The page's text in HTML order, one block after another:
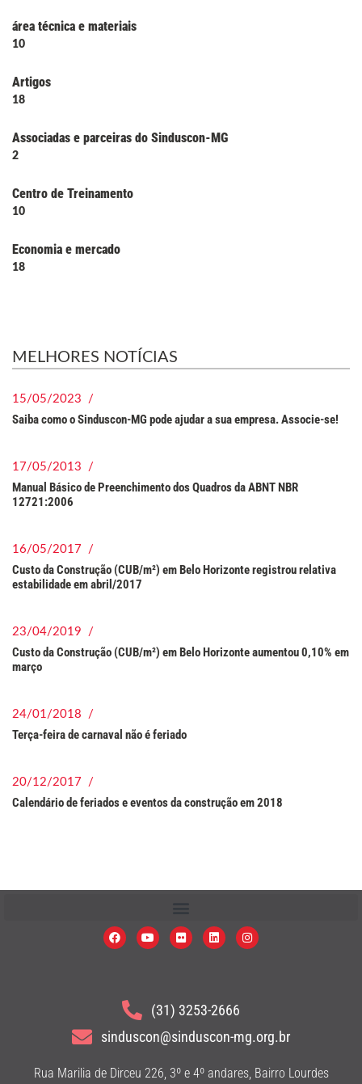
área técnica e materiais
10
Artigos
18
Associadas e parceiras do Sinduscon-MG
2
Centro de Treinamento
10
Economia e mercado
18
MELHORES NOTÍCIAS
15/05/2023 /
Saiba como o Sinduscon-MG pode ajudar a sua empresa. Associe-se!
17/05/2013 /
Manual Básico de Preenchimento dos Quadros da ABNT NBR
12721:2006
16/05/2017 /
Custo da Construção (CUB/m²) em Belo Horizonte registrou relativa
estabilidade em abril/2017
23/04/2019 /
Custo da Construção (CUB/m²) em Belo Horizonte aumentou 0,10% em
março
24/01/2018 /
Terça-feira de carnaval não é feriado
20/12/2017 /
Calendário de feriados e eventos da construção em 2018
(31) 3253-2666
sinduscon@sinduscon-mg.org.br
Rua Marilia de Dirceu 226, 3º e 4º andares, Bairro Lourdes